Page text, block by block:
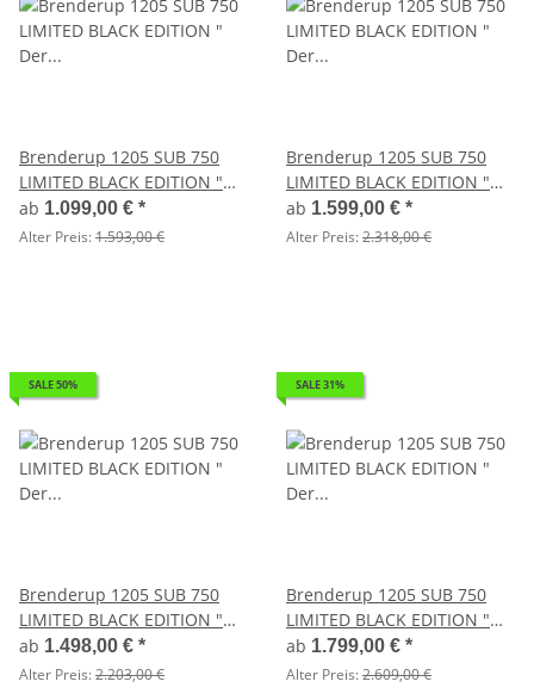
Brenderup 1205 SUB 750
LIMITED BLACK EDITION "
Der neue Kippi " - ALU
Felgen - LED Beleuchtung -
ab 1.099,00 € *
Alter Preis:1.593,00 €
Brenderup 1205 SUB 750
LIMITED BLACK EDITION "
Der neue Kippi " - ALU
Felgen - LED Beleuchtung -
ab 1.599,00 € *
Alter Preis:2.318,00 €
SALE 50%
Brenderup 1205 SUB 750
LIMITED BLACK EDITION "
Der neue Kippi " - ALU
Felgen - LED Beleuchtung -
ab 1.498,00 € *
Alter Preis:2.203,00 €
SALE 31%
Brenderup 1205 SUB 750
LIMITED BLACK EDITION "
Der neue Kippi " - ALU
Felgen - LED Beleuchtung -
ab 1.799,00 € *
Alter Preis:2.609,00 €